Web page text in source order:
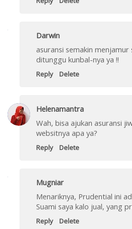
Darwin
asuransi semakin menjamur
ditunggu kunbal-nya ya !!
Reply Delete
Helenamantra
Wah, bisa ajukan asuransi
websitnya apa ya?
Reply Delete
Mugniar
Menariknya, Prudential ini
Suami saya kalo jual, yang
Reply Delete